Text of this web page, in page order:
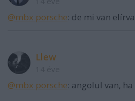
@mbx porsche: de mi van
Llew
@mbx porsche: angolul van,